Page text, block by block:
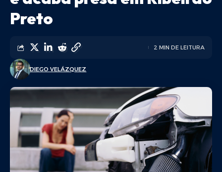
Preto
DIEGO VELÁZQUEZ
2 MIN DE LEITURA